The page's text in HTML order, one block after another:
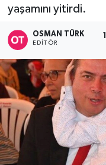
yaşamını yitirdi.
OSMAN TÜRK
EDITÖR